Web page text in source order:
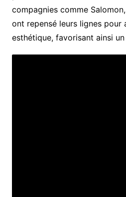
compagnies comme
ont repensé leurs lignes
esthétique, favorisant ainsi